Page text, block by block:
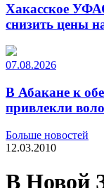
Хакасское
снизить цены
07.08.2026
В Абакане к
привлекли
Больше новостей
12.03.2010
В Новой